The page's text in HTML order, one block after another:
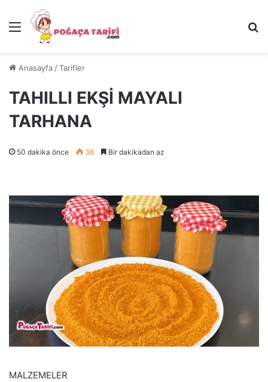
Menü
Anasayfa /Tarifler
TAHILLI EKŞİ MAYALI
TARHANA
50 dakika önce 36 Bir dakikadan az
MALZEMELER